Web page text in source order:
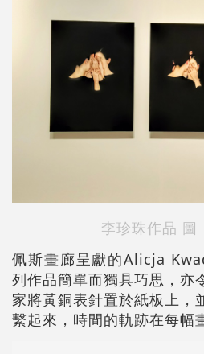
李珍珠作品 圖
佩斯畫廊呈獻的Alicja
列作品簡單而獨具巧思，亦
家將黃銅表針置於紙板上，
繫起來，時間的軌跡在每幅